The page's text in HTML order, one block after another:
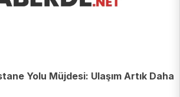
Yolu Müjdesi: Ulaşım Artık Daha